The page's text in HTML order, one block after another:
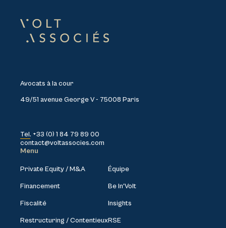
Avocats à la cour
49/51 avenue George V - 75008 Paris
Tel. +33 (0) 1 84 79 89 00
contact@voltassocies.com
Menu
Private Equity / M&A
Financement
Fiscalité
Restructuring / Contentieux
Équipe
Be In’Volt
Insights
RSE